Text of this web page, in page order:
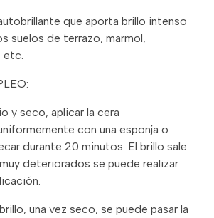
que aporta brillo intenso
suelos de terrazo, marmol,
etc.
y seco, aplicar la cera
con una esponja o
durante 20 minutos. El brillo sale
deteriorados se puede realizar
una vez seco, se puede pasar la